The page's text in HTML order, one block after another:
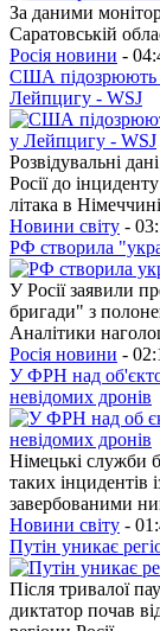
За даними
Саратовській
Росія новини -
США підозрюють
Лейпцигу - WSJ
Розвідувальні
Росії до
літака в
Новини світу -
РФ створила
У Росії заявили
бригади" з
Аналітики
Росія новини -
У ФРН над
невідомих дронів
Німецькі служби
таких інцидентів
завербованими
Новини світу -
Путін уникає
Після тривалої
диктатор почав